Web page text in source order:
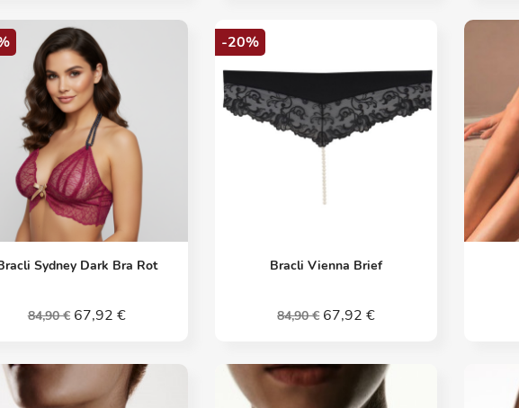
Vorschau
Sydney Dark Bra Rot
84,90 € 67,92 €
 Vorschau
Bracli Vienna Brief
84,90 € 67,92 €
-20%